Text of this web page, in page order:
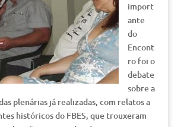
import
ante
do
Encont
ro foi o
debate
sobre a
plenárias já realizadas, com relatos a
históricos do FBES, que trouxeram